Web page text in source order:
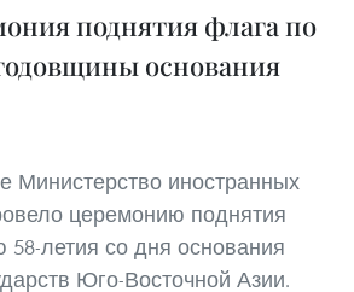
поднятия флага по
основания
Министерство иностранных
церемонию поднятия
летия со дня основания
Юго-Восточной Азии.